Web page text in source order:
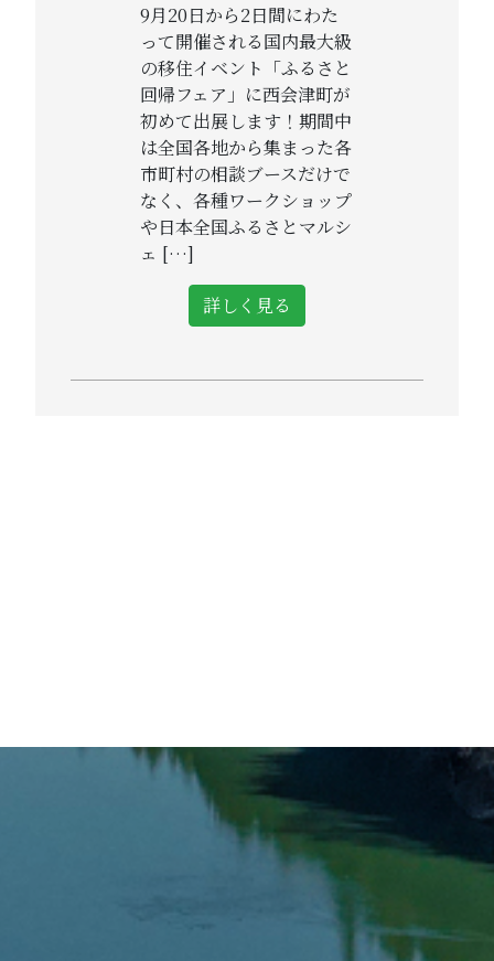
9月20日から2日間にわた
って開催される国内最大級
の移住イベント「ふるさと
回帰フェア」に西会津町が
初めて出展します！期間中
は全国各地から集まった各
市町村の相談ブースだけで
なく、各種ワークショップ
や日本全国ふるさとマルシ
ェ […]
詳しく見る